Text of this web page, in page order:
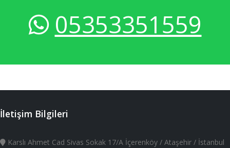
05353351559
İletişim Bilgileri
Karslı Ahmet Cad Sivas Sokak 17/A İçerenköy / Ataşehir / İstanbul